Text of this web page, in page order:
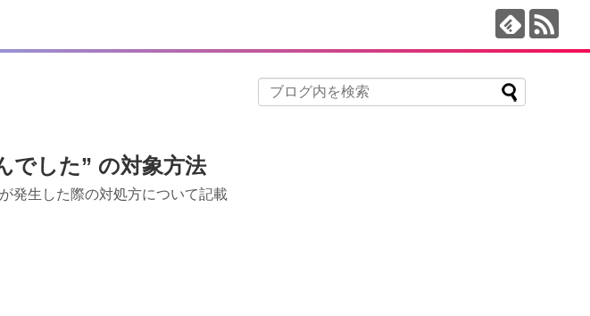
でした” の対象方法
発生した際の対処方について記載